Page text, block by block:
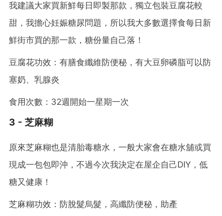
我建議大家買新鮮每日即製那款，獨立包裝豆腐花較
甜，我擔心妊娠糖尿問題，所以我大多數選擇食每日新
鮮街市買的那一款，糖份量自己落！
豆腐花功效：有膳食纖維防便秘，有大豆卵磷脂可以防
塞奶、乳腺炎
食用次數：32週開始一星期一次
3 - 芝麻糊
原來芝麻糊也是清胎毒糖水，一般大家會在糖水舖或買
現成一包包即沖，不過今次我決定在屋企自己DIY，低
糖又健康！
芝麻糊功效：防脫髮烏髮，高纖防便秘，助產